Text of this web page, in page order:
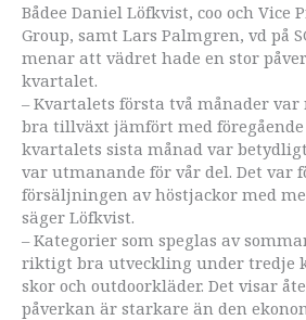
Bådee Daniel Löfkvist, coo och Vice
Group, samt Lars Palmgren, vd på
menar att vädret hade en stor
kvartalet.
– Kvartalets första två månader
bra tillväxt jämfört med föregående
kvartalets sista månad var
var utmanande för vår del. Det var
försäljningen av höstjackor med
säger Löfkvist.
– Kategorier som speglas av
riktigt bra utveckling under tredje
skor och outdoorkläder. Det visar
påverkan är starkare än den